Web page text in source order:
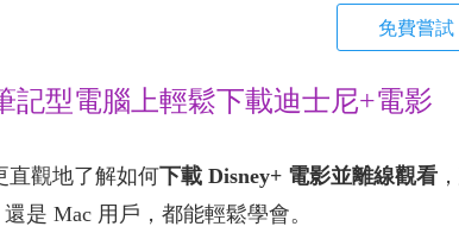
免費嘗試
記型電腦上輕鬆下載迪士尼+電影
直觀地了解如何下載 Disney+ 電影並離線觀看
是 Mac 用戶，都能輕鬆學會。